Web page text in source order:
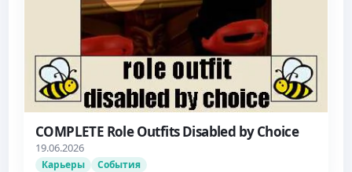
COMPLETE Role Outfits Disabled by Choice
19.06.2026
Карьеры События